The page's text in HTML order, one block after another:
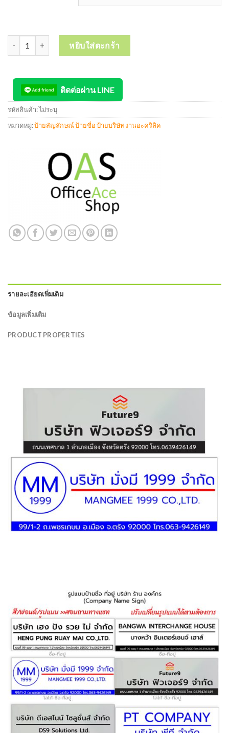
จำนวน UV printed Acrylic Company Name Sign ป้ายชื่อ ป้ายบริษั
หยิบใส่ตะกร้า
ติดต่อผ่าน LINE
รหัสสินค้า:ไม่ระบุ
หมวดหมู่:ป้ายสัญลักษณ์ ป้ายชื่อ ป้ายบริษัท งานอะคริลิค
รายละเอียดเพิ่มเติม
ข้อมูลเพิ่มเติม
PRODUCT PROPERTIES